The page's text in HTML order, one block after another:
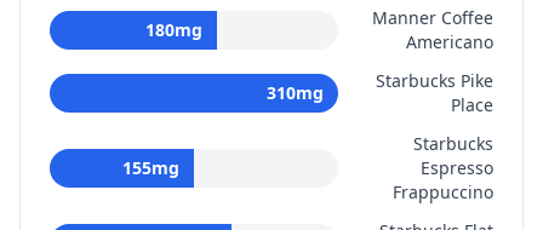
180mg
Manner Coffee
Americano
310mg
Starbucks Pike
Place
155mg
Starbucks
Espresso
Frappuccino